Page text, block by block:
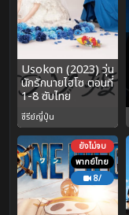
Usokon (2023) วุ่น
นักรักนายไฮโซ ตอนที่
1-8 ซับไทย
ซีรีย์ญี่ปุ่น
ยังไม่จบ
พากย์ไทย
8/